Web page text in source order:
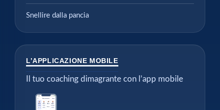
Snellire dalla pancia
L’APPLICAZIONE MOBILE
Il tuo coaching dimagrante con l’app mobile